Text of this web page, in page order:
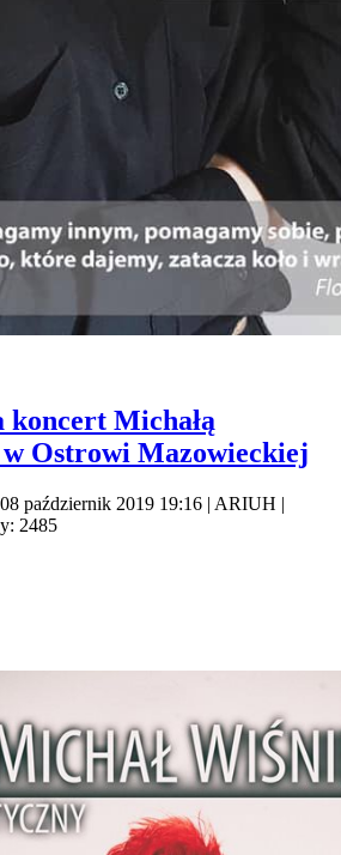
koncert Michałą
Ostrowi Mazowieckiej
październik 2019 19:16 | ARIUH |
2485